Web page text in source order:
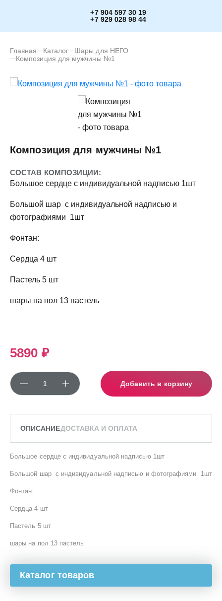
+7 904 597 30 19
+7 929 028 98 44
Главная Каталог
Шары для НЕГО
Композиция для мужчины №1
Каталог товаров
Композиция для мужчины №1
СОСТАВ КОМПОЗИЦИИ:
Большое сердце с индивидуальной надписью 1шт
Большой шар с индивидуальной надписью и
фотографиями 1шт
Фонтан:
Сердца 4 шт
Пастель 5 шт
шары на пол 13 пастель
5890 ₽
Добавить в корзину
ОПИСАНИЕДОСТАВКА И ОПЛАТА
Большое сердце с индивидуальной надписью 1шт
Большой шар с индивидуальной надписью и фотографиями 1шт
Фонтан:
Сердца 4 шт
Пастель 5 шт
шары на пол 13 пастель